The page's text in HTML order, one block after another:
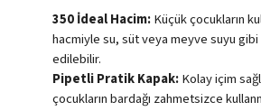
350 İdeal Hacim:Küçük çocukların
hacmiyle su, süt veya meyve suyu
edilebilir.
Pipetli Pratik Kapak:Kolay içim
çocukların bardağı zahmetsizce